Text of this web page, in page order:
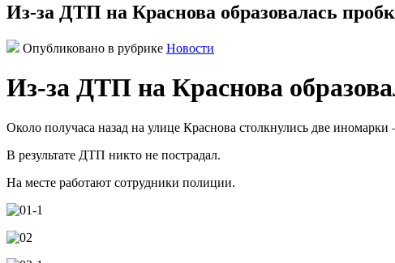
Из-за ДТП на Краснова образовалась
Опубликовано в рубрике Новости
Из-за ДТП на Краснова
Около получаса назад на улице Краснова столкнулись две
В результате ДТП никто не пострадал.
На месте работают сотрудники полиции.